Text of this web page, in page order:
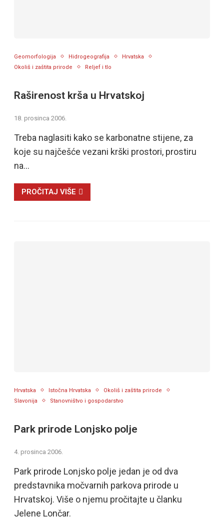
Geomorfologija Hidrogeografija
Hrvatska
Okoliš i zaštita prirode
Reljef i tlo
Raširenost krša u Hrvatskoj
18. prosinca 2006.
Treba naglasiti kako se karbonatne stijene, za
koje su najčešće vezani krški prostori, prostiru
na…
PROČITAJ VIŠE
Hrvatska Istočna Hrvatska
Okoliš i zaštita prirode
Slavonija
Stanovništvo i gospodarstvo
Park prirode Lonjsko polje
4. prosinca 2006.
Park prirode Lonjsko polje jedan je od dva
predstavnika močvarnih parkova prirode u
Hrvatskoj. Više o njemu pročitajte u članku
Jelene Lončar.